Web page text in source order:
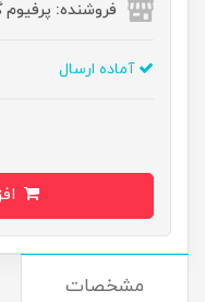
فروشنده: پرفیوم
آماده ارسال
مشخصات